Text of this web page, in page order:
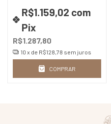
R$1.287,80
R$1.159,02 com
Pix
10 x de R$128,78 sem juros
COMPRAR